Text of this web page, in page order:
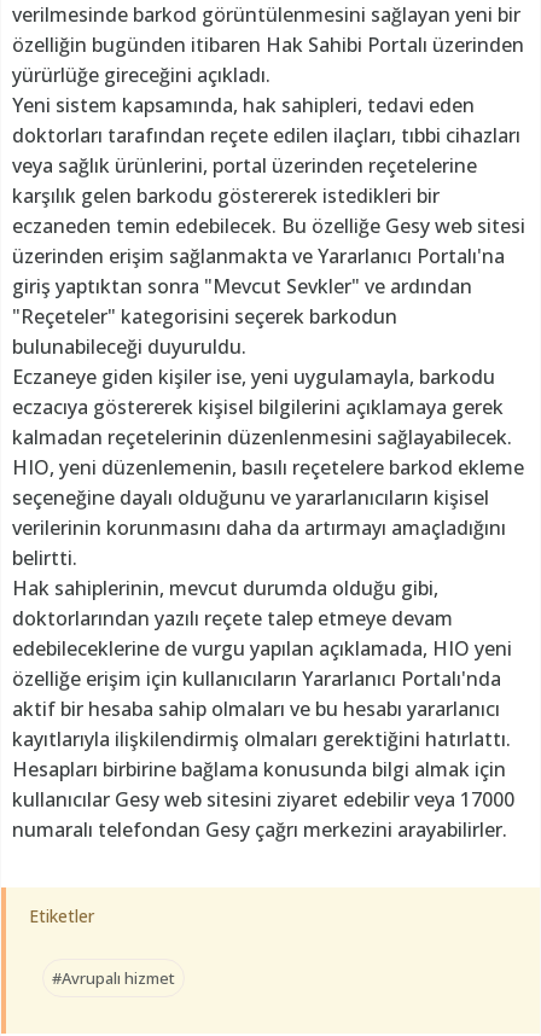
verilmesinde barkod görüntülenmesini sağlayan yeni bir
özelliğin bugünden itibaren Hak Sahibi Portalı üzerinden
yürürlüğe gireceğini açıkladı.
Yeni sistem kapsamında, hak sahipleri, tedavi eden
doktorları tarafından reçete edilen ilaçları, tıbbi cihazları
veya sağlık ürünlerini, portal üzerinden reçetelerine
karşılık gelen barkodu göstererek istedikleri bir
eczaneden temin edebilecek. Bu özelliğe Gesy web sitesi
üzerinden erişim sağlanmakta ve Yararlanıcı Portalı'na
giriş yaptıktan sonra "Mevcut Sevkler" ve ardından
"Reçeteler" kategorisini seçerek barkodun
bulunabileceği duyuruldu.
Eczaneye giden kişiler ise, yeni uygulamayla, barkodu
eczacıya göstererek kişisel bilgilerini açıklamaya gerek
kalmadan reçetelerinin düzenlenmesini sağlayabilecek.
HIO, yeni düzenlemenin, basılı reçetelere barkod ekleme
seçeneğine dayalı olduğunu ve yararlanıcıların kişisel
verilerinin korunmasını daha da artırmayı amaçladığını
belirtti.
Hak sahiplerinin, mevcut durumda olduğu gibi,
doktorlarından yazılı reçete talep etmeye devam
edebileceklerine de vurgu yapılan açıklamada, HIO yeni
özelliğe erişim için kullanıcıların Yararlanıcı Portalı'nda
aktif bir hesaba sahip olmaları ve bu hesabı yararlanıcı
kayıtlarıyla ilişkilendirmiş olmaları gerektiğini hatırlattı.
Hesapları birbirine bağlama konusunda bilgi almak için
kullanıcılar Gesy web sitesini ziyaret edebilir veya 17000
numaralı telefondan Gesy çağrı merkezini arayabilirler.
Etiketler
#Avrupalı hizmet